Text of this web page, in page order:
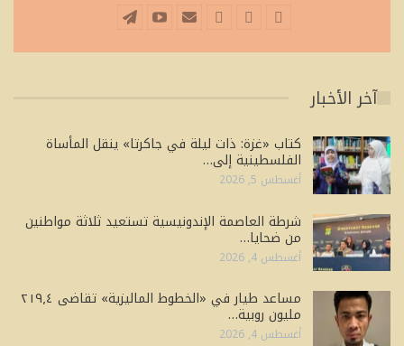
آخر الأخبار
كتاب «غزة: ذات ليلة في جاكرتا» ينقل المأساة
الفلسطينية إلى…
أغسطس 5, 2026
شرطة العاصمة الإندونيسية تستعيد ثلاثة مواطنين
من ضحايا…
أغسطس 4, 2026
مساعد طيار في «الخطوط الماليزية» تقاضى ٢١٩٫٤
مليون روبية…
أغسطس 4, 2026